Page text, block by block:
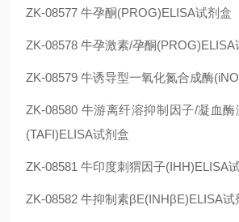
ZK-08577 牛孕酮(PROG)ELISA试剂盒
ZK-08578 牛孕激素/孕酮(PROG)ELISA
ZK-08579 牛诱导型一氧化氮合成酶
ZK-08580 牛游离纤溶抑制因子/凝血
(TAFI)ELISA试剂盒
ZK-08581 牛印度刺猬因子(IHH)ELISA
ZK-08582 牛抑制素βE(INHβE)ELISA试